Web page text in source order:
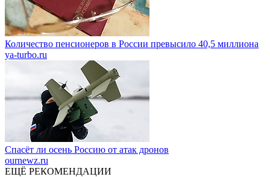
Количество пенсионеров в России превысило 40,5 миллиона
ya-turbo.ru
Спасёт ли осень Россию от атак дронов
ournewz.ru
ЕЩЁ РЕКОМЕНДАЦИИ